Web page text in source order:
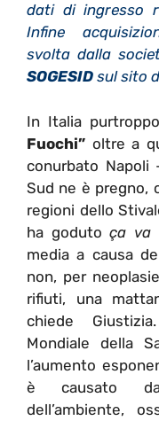
dati di ingresso
Infine
svolta dalla
SOGESID sul sito
In Italia
Fuochi” oltre a
conurbato
Sud ne è pregno,
regioni dello
ha godutoça va
media a causa
non, per
rifiuti, una
chiede
Mondiale della
l’aumento
è causato
dell’ambiente,